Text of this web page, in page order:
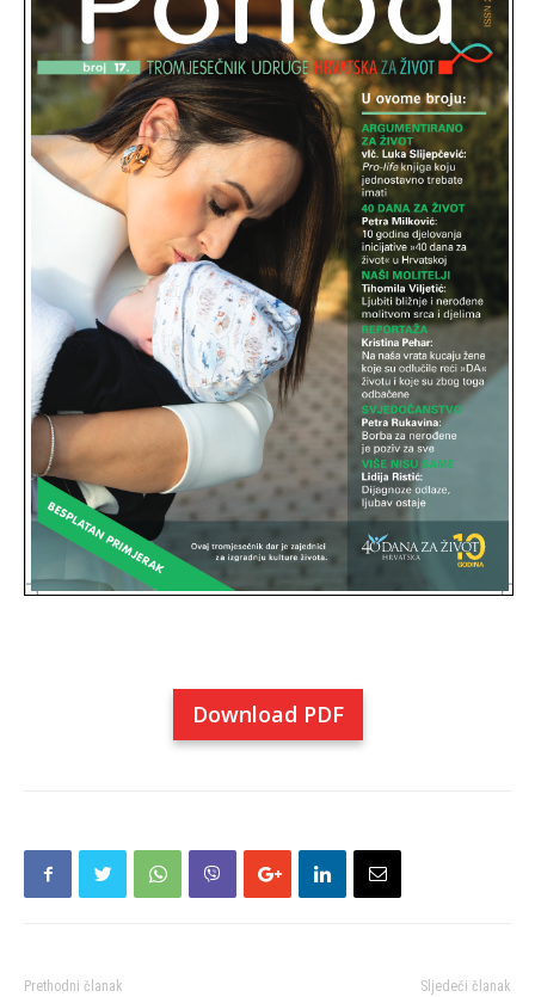
Download PDF
Prethodni članak Sljedeći članak